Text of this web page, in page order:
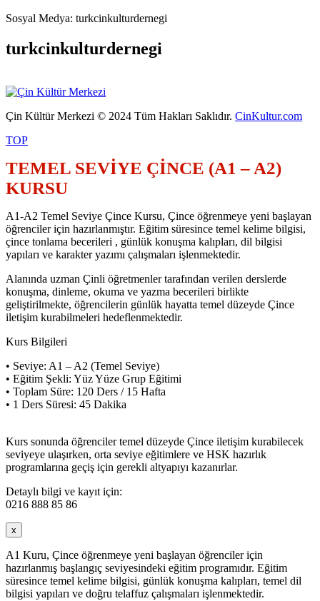
Sosyal Medya: turkcinkulturdernegi
turkcinkulturdernegi
Çin Kültür Merkezi © 2024 Tüm Hakları Saklıdır. CinKultur.com
TOP
TEMEL SEVİYE ÇİNCE (A1 – A2)
KURSU
A1-A2 Temel Seviye Çince Kursu, Çince öğrenmeye yeni başlayan
öğrenciler için hazırlanmıştır. Eğitim süresince temel kelime bilgisi,
çince tonlama becerileri , günlük konuşma kalıpları, dil bilgisi
yapıları ve karakter yazımı çalışmaları işlenmektedir.
Alanında uzman Çinli öğretmenler tarafından verilen derslerde
konuşma, dinleme, okuma ve yazma becerileri birlikte
geliştirilmekte, öğrencilerin günlük hayatta temel düzeyde Çince
iletişim kurabilmeleri hedeflenmektedir.
Kurs Bilgileri
• Seviye: A1 – A2 (Temel Seviye)
• Eğitim Şekli: Yüz Yüze Grup Eğitimi
• Toplam Süre: 120 Ders / 15 Hafta
• 1 Ders Süresi: 45 Dakika
Kurs sonunda öğrenciler temel düzeyde Çince iletişim kurabilecek
seviyeye ulaşırken, orta seviye eğitimlere ve HSK hazırlık
programlarına geçiş için gerekli altyapıyı kazanırlar.
Detaylı bilgi ve kayıt için:
0216 888 85 86
x
A1 Kuru, Çince öğrenmeye yeni başlayan öğrenciler için
hazırlanmış başlangıç seviyesindeki eğitim programıdır. Eğitim
süresince temel kelime bilgisi, günlük konuşma kalıpları, temel dil
bilgisi yapıları ve doğru telaffuz çalışmaları işlenmektedir.